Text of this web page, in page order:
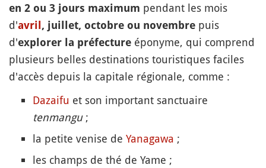
en 2 ou 3 jours maximum pendant les mois
d'avril , juillet, octobre ou novembre puis
d'explorer la préfecture éponyme, qui comprend
plusieurs belles destinations touristiques faciles
d'accès depuis la capitale régionale, comme :
Dazaifu et son important sanctuaire
tenmangu;
la petite venise de Yanagawa ;
les champs de thé de Yame ;